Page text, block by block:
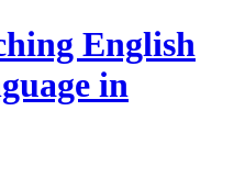
English
in